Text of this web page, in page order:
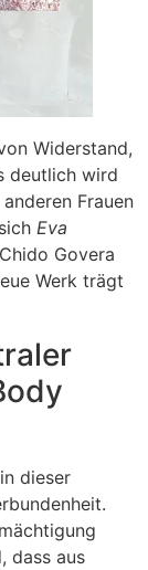
Widerstand,
deutlich wird
Frauen
Eva
Govera
Werk trägt
dieser
dass aus